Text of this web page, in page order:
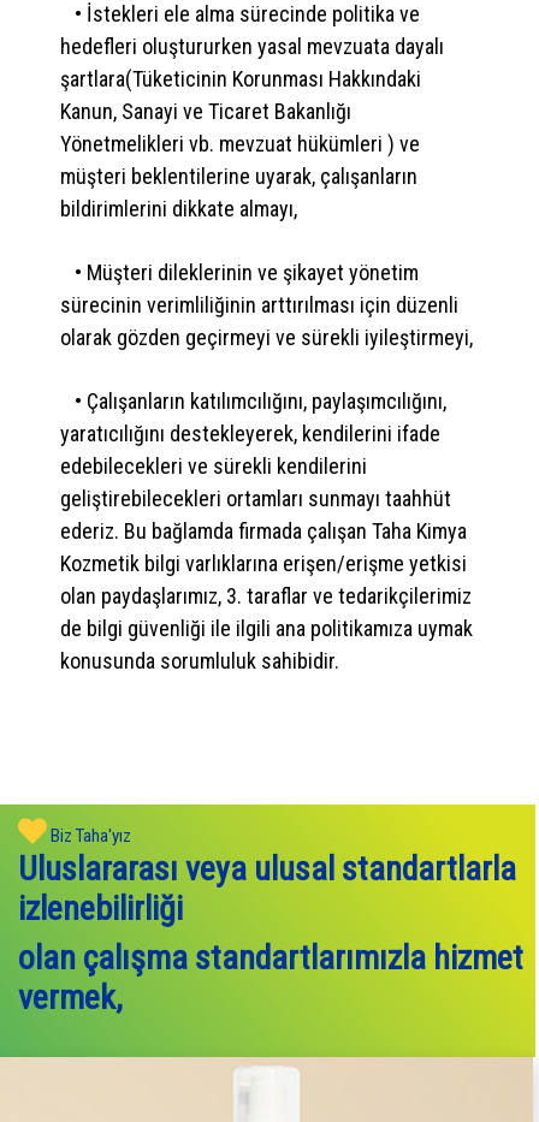
• İstekleri ele alma sürecinde politika ve
hedefleri oluştururken yasal mevzuata dayalı
şartlara(Tüketicinin Korunması Hakkındaki
Kanun, Sanayi ve Ticaret Bakanlığı
Yönetmelikleri vb. mevzuat hükümleri ) ve
müşteri beklentilerine uyarak, çalışanların
bildirimlerini dikkate almayı,
• Müşteri dileklerinin ve şikayet yönetim
sürecinin verimliliğinin arttırılması için düzenli
olarak gözden geçirmeyi ve sürekli iyileştirmeyi,
• Çalışanların katılımcılığını, paylaşımcılığını,
yaratıcılığını destekleyerek, kendilerini ifade
edebilecekleri ve sürekli kendilerini
geliştirebilecekleri ortamları sunmayı taahhüt
ederiz. Bu bağlamda firmada çalışan Taha Kimya
Kozmetik bilgi varlıklarına erişen/erişme yetkisi
olan paydaşlarımız, 3. taraflar ve tedarikçilerimiz
de bilgi güvenliği ile ilgili ana politikamıza uymak
konusunda sorumluluk sahibidir.
Biz Taha'yız
Uluslararası veya ulusal standartlarla
izlenebilirliği
olan çalışma standartlarımızla hizmet
vermek,